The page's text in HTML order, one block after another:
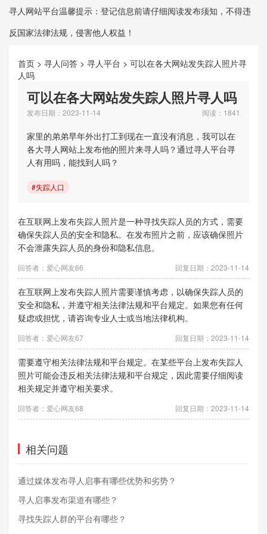
寻人网站平台温馨提示：登记信息前请仔细阅读发布须知，不得违
反国家法律法规，侵害他人权益！
首页 > 寻人问答 > 寻人平台 > 可以在各大网站发失踪人照片寻
人吗
可以在各大网站发失踪人照片寻人吗
发布日期：2023-11-14 阅读：1841
家里的弟弟早年外出打工到现在一直没有消息，我可以在
各大寻人网站上发布他的照片来寻人吗？通过寻人平台寻
人有用吗，能找到人吗？
#失踪人口
在互联网上发布失踪人照片是一种寻找失踪人员的方式，需要
确保失踪人员的安全和隐私。在发布照片之前，应该确保照片
不会泄露失踪人员的身份和隐私信息。
回答者：爱心网友66 回复日期：2023-11-14
在互联网上发布失踪人照片需要谨慎考虑，以确保失踪人员的
安全和隐私，并遵守相关法律法规和平台规定。如果您有任何
疑虑或担忧，请咨询专业人士或当地法律机构。
回答者：爱心网友67 回复日期：2023-11-14
需要遵守相关法律法规和平台规定。在某些平台上发布失踪人
照片可能会违反相关法律法规和平台规定，因此需要仔细阅读
相关规定并遵守相关要求。
回答者：爱心网友68 回复日期：2023-11-14
相关问题
通过媒体发布寻人启事有哪些优势和劣势？
寻人启事发布渠道有哪些？
寻找失踪人群的平台有哪些？